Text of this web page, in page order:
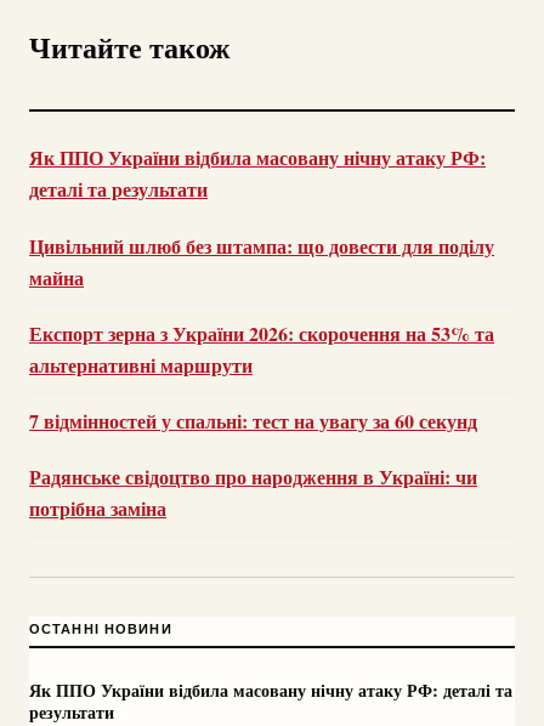
Читайте також
Як ППО України відбила масовану нічну атаку РФ:
деталі та результати
Цивільний шлюб без штампа: що довести для поділу
майна
Експорт зерна з України 2026: скорочення на 53% та
альтернативні маршрути
7 відмінностей у спальні: тест на увагу за 60 секунд
Радянське свідоцтво про народження в Україні: чи
потрібна заміна
ОСТАННІ НОВИНИ
Як ППО України відбила масовану нічну атаку РФ: деталі та
результати